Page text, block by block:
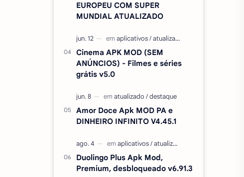
EUROPEU COM SUPER
MUNDIAL ATUALIZADO
Cinema APK MOD (SEM
ANÚNCIOS) - Filmes e séries
grátis v5.0
Amor Doce Apk MOD PA e
DINHEIRO INFINITO V4.45.1
Duolingo Plus Apk Mod,
Premium, desbloqueado v6.91.3